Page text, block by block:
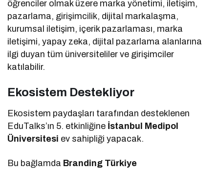
öğrenciler olmak üzere marka yönetimi, iletişim,
pazarlama, girişimcilik, dijital markalaşma,
kurumsal iletişim, içerik pazarlaması, marka
iletişimi, yapay zeka, dijital pazarlama alanlarına
ilgi duyan tüm üniversiteliler ve girişimciler
katılabilir.
Ekosistem Destekliyor
Ekosistem paydaşları tarafından desteklenen
EduTalks’ın 5. etkinliğine İstanbul Medipol
Üniversitesi ev sahipliği yapacak.
Bu bağlamda Branding Türkiye